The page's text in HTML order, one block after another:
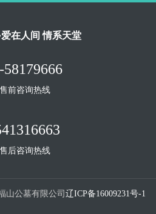
在人间 情系天堂
58179666
售前咨询热线
售后咨询热线
山公墓有限公司 辽ICP备16009231号-1